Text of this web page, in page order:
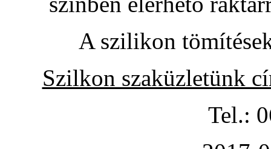
A szilikon
Szilkon szaküzletünk
Tel.: